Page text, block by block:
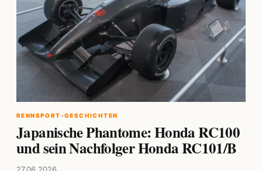
RENNSPORT-GESCHICHTEN
Japanische Phantome: Honda RC100
und sein Nachfolger Honda RC101/B